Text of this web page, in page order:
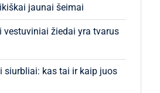
jaunai šeimai
vestuviniai žiedai yra tvarus
siurbliai: kas tai ir kaip juos